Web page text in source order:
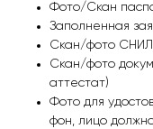
Фото/Скан
Заполненная
Скан/фото
Скан/фото
аттестат)
Фото для
фон, лицо